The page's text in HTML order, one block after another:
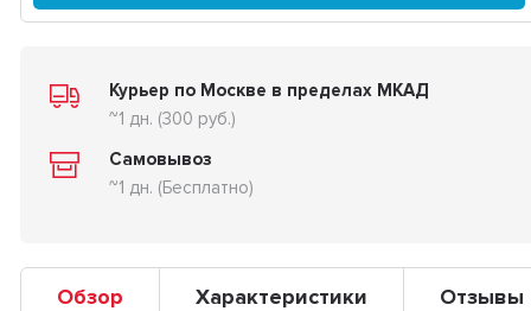
Курьер по Москве в пределах МКАД
~1 дн. (300 руб.)
Самовывоз
~1 дн. (Бесплатно)
Обзор Характеристики Отзывы